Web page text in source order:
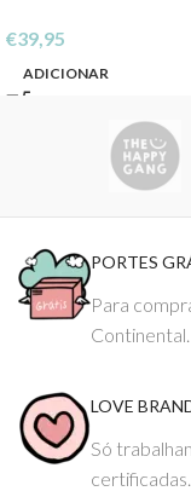
€39,95
ADICIONAR
PORTES
Para
Continental.
LOVE
Só
certificadas.